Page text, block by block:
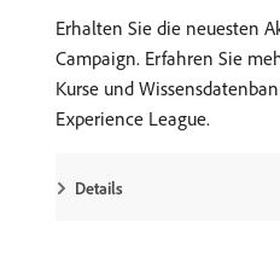
Erhalten Sie die neuesten
Campaign. Erfahren Sie
Kurse und
Experience League.
Details